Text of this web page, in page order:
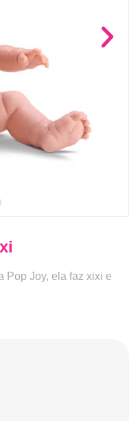
Pop Joy, ela faz xixi e